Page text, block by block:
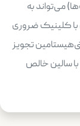
می‌تواند به
کلینیک ضروری
تجویز
سالین خالص